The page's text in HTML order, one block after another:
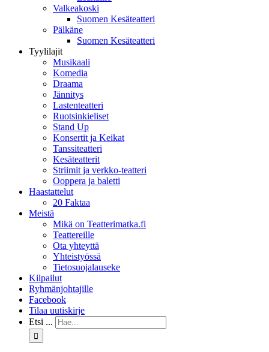
Valkeakoski
Suomen Kesäteatteri
Pälkäne
Suomen Kesäteatteri
Tyylilajit
Musikaali
Komedia
Draama
Jännitys
Lastenteatteri
Ruotsinkieliset
Stand Up
Konsertit ja Keikat
Tanssiteatteri
Kesäteatterit
Striimit ja verkko-teatteri
Ooppera ja baletti
Haastattelut
20 Faktaa
Meistä
Mikä on Teatterimatka.fi
Teattereille
Ota yhteyttä
Yhteistyössä
Tietosuojalauseke
Kilpailut
Ryhmänjohtajille
Facebook
Tilaa uutiskirje
Etsi ...